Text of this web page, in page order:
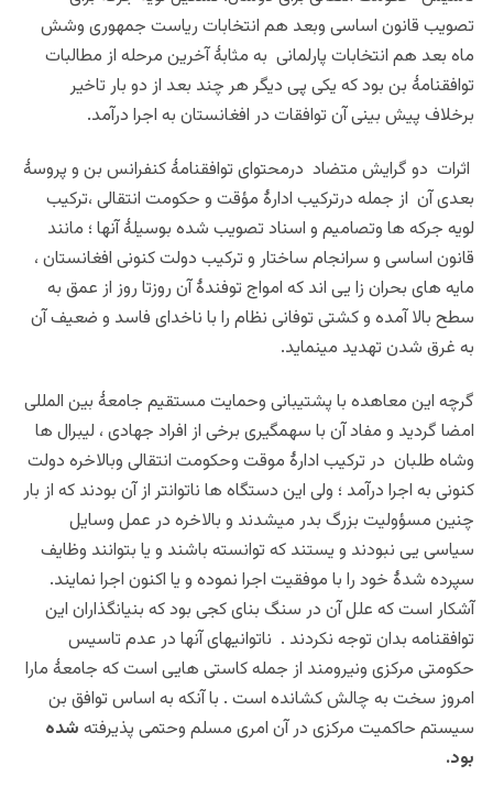
تصویب قانون اساسی وبعد هم انتخابات ریاست جمهوری وشش
ماه بعد هم انتخابات پارلمانی به مثابۀ آخرین مرحله از مطالبات
توافقنامۀ بن بود که یکی پی دیگر هر چند بعد از دو بار تاخیر
برخلاف پیش بینی آن توافقات در افغانستان به اجرا درآمد.
اثرات دو گرایش متضاد درمحتوای توافقنامۀ کنفرانس بن و پروسۀ
بعدی آن از جمله درترکیب ادارۀ مؤقت و حکومت انتقالی ،ترکیب
لویه جرکه ها وتصامیم و اسناد تصویب شده بوسیلۀ آنها ؛ مانند
قانون اساسی و سرانجام ساختار و ترکیب دولت کنونی افغانستان ،
مایه های بحران زا یی اند که امواج توفندۀ آن روزتا روز از عمق به
سطح بالا آمده و کشتی توفانی نظام را با ناخدای فاسد و ضعیف آن
به غرق شدن تهدید مینماید.
گرچه این معاهده با پشتیبانی وحمایت مستقیم جامعۀ بین المللی
امضا گردید و مفاد آن با سهمگیری برخی از افراد جهادی ، لیبرال ها
وشاه طلبان در ترکیب ادارۀ موقت وحکومت انتقالی وبالاخره دولت
کنونی به اجرا درآمد ؛ ولی این دستگاه ها ناتوانتر از آن بودند که از بار
چنین مسؤولیت بزرگ بدر میشدند و بالاخره در عمل وسایل
سیاسی یی نبودند و یستند که توانسته باشند و یا بتوانند وظایف
سپرده شدۀ خود را با موفقیت اجرا نموده و یا اکنون اجرا نمایند.
آشکار است که علل آن در سنگ بنای کجی بود که بنیانگذاران این
توافقنامه بدان توجه نکردند . ناتوانیهای آنها در عدم تاسیس
حکومتی مرکزی ونیرومند از جمله کاستی هایی است که جامعۀ مارا
امروز سخت به چالش کشانده است . با آنکه به اساس توافق بن
سیستم حاکمیت مرکزی در آن امری مسلم وحتمی پذیرفته شده
بود.